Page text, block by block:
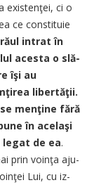
exis­tenţei, ci o
ce constituie
ră­­ul intrat în
acesta o slă­
îşi au
liber­tăţii.
men­ţine fără
în a­ce­laşi
legat de ea.
prin voinţa a­ju­­
Lui, cu iz­